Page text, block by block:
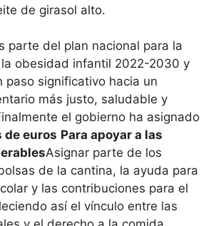
de girasol alto.
parte del plan nacional para la
obesidad infantil 2022-2030 y
paso significativo hacia un
más justo, saludable y
el gobierno ha asignado
de euros Para apoyar a las
Asignar parte de los
de la cantina, la ayuda para
y las contribuciones para el
así el vínculo entre las